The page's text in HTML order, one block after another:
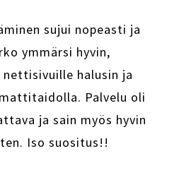
sujui nopeasti ja
ymmärsi hyvin,
halusin ja
Palvelu oli
ja sain myös hyvin
Iso suositus!!